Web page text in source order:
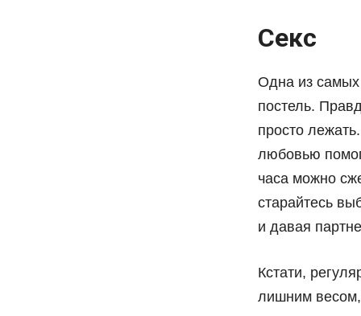
Секс
Одна из самых
постель.
просто
любовью
часа можно
старайтесь
и давая
Кстати,
лишним